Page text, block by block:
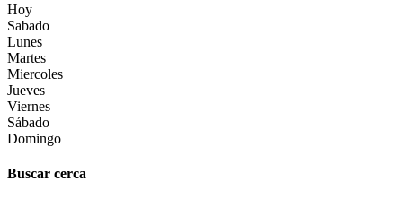
Hoy
Sabado
Lunes
Martes
Miercoles
Jueves
Viernes
Sábado
Domingo
Buscar cerca